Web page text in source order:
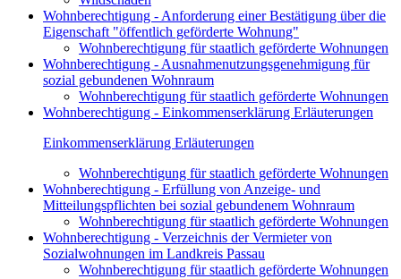
Wohnberechtigung - Anforderung einer Bestätigung über die
Eigenschaft "öffentlich geförderte Wohnung"
Wohnberechtigung für staatlich geförderte Wohnungen
Wohnberechtigung - Ausnahmenutzungsgenehmigung für
sozial gebundenen Wohnraum
Wohnberechtigung für staatlich geförderte Wohnungen
Wohnberechtigung - Einkommenserklärung Erläuterungen
Einkommenserklärung Erläuterungen
Wohnberechtigung für staatlich geförderte Wohnungen
Wohnberechtigung - Erfüllung von Anzeige- und
Mitteilungspflichten bei sozial gebundenem Wohnraum
Wohnberechtigung für staatlich geförderte Wohnungen
Wohnberechtigung - Verzeichnis der Vermieter von
Sozialwohnungen im Landkreis Passau
Wohnberechtigung für staatlich geförderte Wohnungen